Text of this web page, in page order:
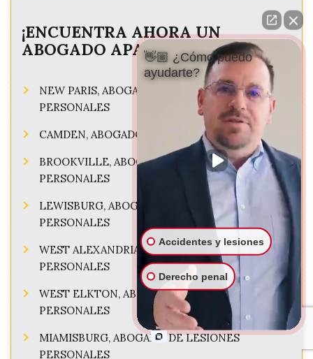
¡ENCUENTRA AHORA UN
ABOGADO APASIONADO!
NEW PARIS, ABOGADO DE LESIONES
PERSONALES
CAMDEN, ABOGADO DE LESIONES PERSONALES
BROOKVILLE, ABOGADO DE LESIONES
PERSONALES
LEWISBURG, ABOGADO DE LESIONES
PERSONALES
WEST ALEXANDRIA, ABOGADO DE LESIONES
PERSONALES
WEST ELKTON, ABOGADO DE LESIONES
PERSONALES
MIAMISBURG, ABOGADO DE LESIONES
PERSONALES
👋🏼 ¿Cómo puedo
ayudarte?
Accidentes y lesiones
Derecho penal